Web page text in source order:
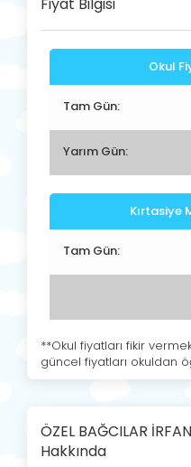
Okul
Tam Gün:
Yarım Gün:
Kırtasiye
Tam Gün:
**Okul fiyatları fikir
güncel fiyatları okuldan
ÖZEL BAĞCILAR
Hakkında